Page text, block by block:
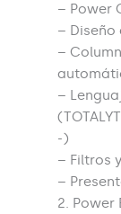
– Power
–
–
–
-)
– Filtros
–
2. Power